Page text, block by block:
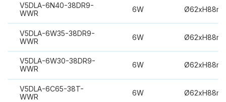
V5DLA-6N40-38DR9-
WWR
6W
V5DLA-6W35-38DR9-
WWR
6W
V5DLA-6W30-38DR9-
WWR
6W
V5DLA-6C65-38T-
WWR
6W